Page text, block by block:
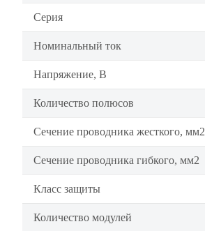
Серия
Номинальный ток
Напряжение, В
Количество полюсов
Сечение проводника жесткого, мм2
Сечение проводника гибкого, мм2
Класс защиты
Количество модулей